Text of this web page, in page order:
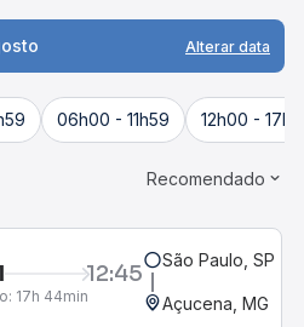
Alterar data
06h00 - 11h59 12h00 -
Recomendado
12:45
17h 44min
São Paulo, SP -
Açucena, MG